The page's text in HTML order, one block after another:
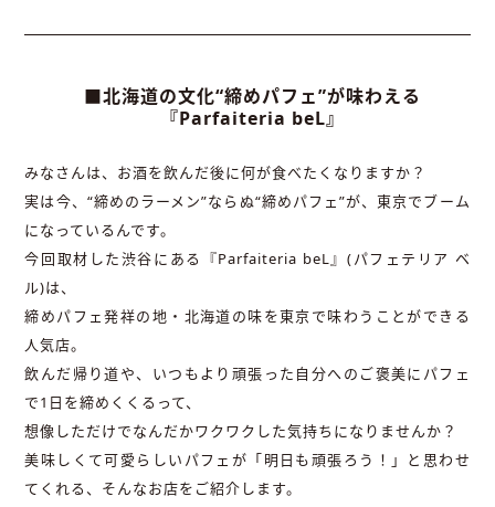
■北海道の文化“締めパフェ”が味わえる
『Parfaiteria beL』
みなさんは、お酒を飲んだ後に何が食べたくなりますか？
実は今、“締めのラーメン”ならぬ“締めパフェ”が、東京でブーム
になっているんです。
今回取材した渋谷にある『Parfaiteria beL』(パフェテリア ベ
ル)は、
締めパフェ発祥の地・北海道の味を東京で味わうことができる
人気店。
飲んだ帰り道や、いつもより頑張った自分へのご褒美にパフェ
で1日を締めくくるって、
想像しただけでなんだかワクワクした気持ちになりませんか？
美味しくて可愛らしいパフェが「明日も頑張ろう！」と思わせ
てくれる、そんなお店をご紹介します。